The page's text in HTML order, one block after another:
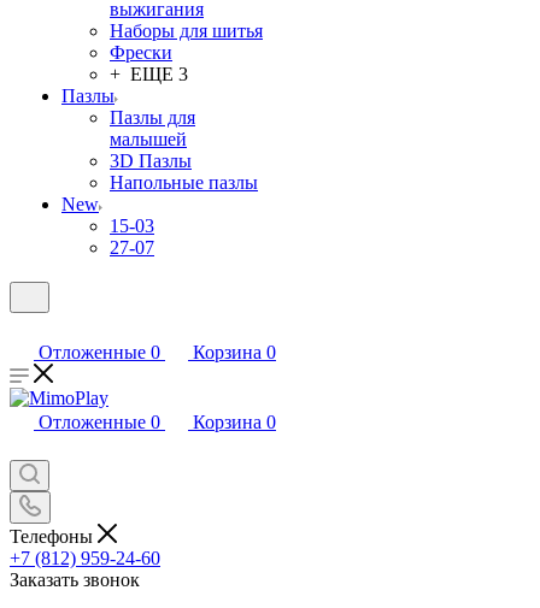
выжигания
Наборы для шитья
Фрески
+ ЕЩЕ 3
Пазлы
Пазлы для
малышей
3D Пазлы
Напольные пазлы
New
15-03
27-07
Отложенные 0 Корзина 0
Отложенные 0 Корзина 0
Телефоны
+7 (812) 959-24-60
Заказать звонок